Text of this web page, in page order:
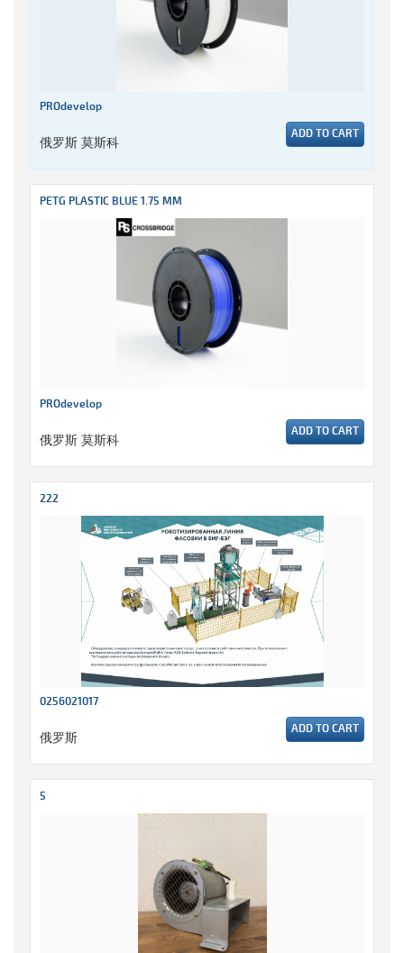
PROdevelop
俄罗斯 莫斯科 ADD TO CART
PETG PLASTIC BLUE 1.75 MM
PROdevelop
俄罗斯 莫斯科 ADD TO CART
222
0256021017
俄罗斯 ADD TO CART
5